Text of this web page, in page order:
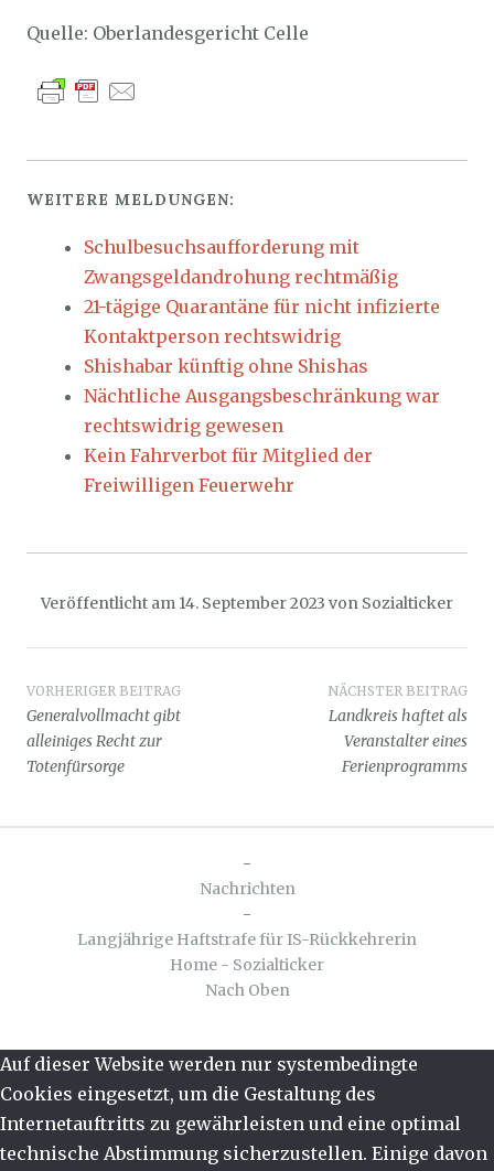
Quelle: Oberlandesgericht Celle
WEITERE MELDUNGEN:
Schulbesuchsaufforderung mit
Zwangsgeldandrohung rechtmäßig
21-tägige Quarantäne für nicht infizierte
Kontaktperson rechtswidrig
Shishabar künftig ohne Shishas
Nächtliche Ausgangsbeschränkung war
rechtswidrig gewesen
Kein Fahrverbot für Mitglied der
Freiwilligen Feuerwehr
Veröffentlicht am 14. September 2023 von Sozialticker
Beitragsnavigation
VORHERIGER BEITRAG
Generalvollmacht gibt
alleiniges Recht zur
Totenfürsorge
NÄCHSTER BEITRAG
Landkreis haftet als
Veranstalter eines
Ferienprogramms
-
Nachrichten
-
Langjährige Haftstrafe für IS-Rückkehrerin
Home - Sozialticker
Nach Oben
Auf dieser Website werden nur systembedingte
Cookies eingesetzt, um die Gestaltung des
Internetauftritts zu gewährleisten und eine optimal
technische Abstimmung sicherzustellen. Einige davon